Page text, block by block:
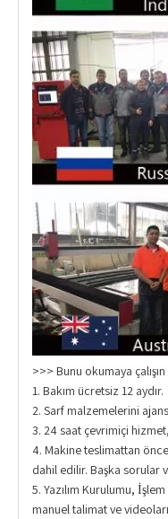
>>> Bunu okumaya
1. Bakım ücretsiz 12 aydır.
2. Sarf malzemelerini
3. 24 saat çevrimiçi
4. Makine teslimattan
dahil edilir. Başka sorular
5. Yazılım Kurulumu,
manuel talimat ve